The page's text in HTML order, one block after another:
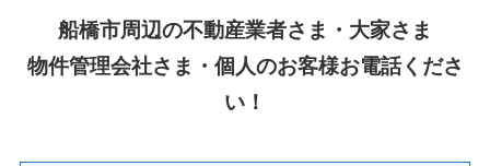
船橋市周辺の不動産業者さま・大家さま
物件管理会社さま・個人のお客様お電話くださ
い！